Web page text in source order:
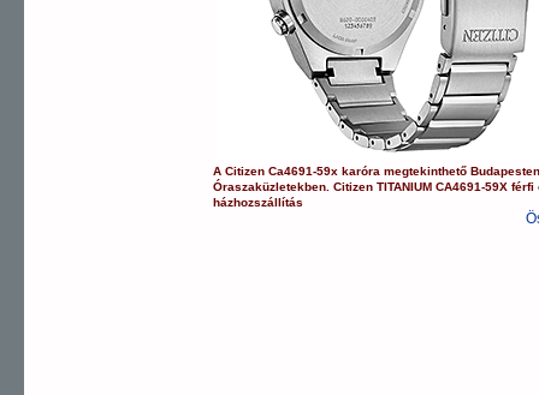
ACitizen Ca4691-59x karóra megtekinthető
Óraszaküzletekben.Citizen TITANIUM CA4691-59X férfi
házhozszállítás